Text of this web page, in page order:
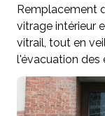
Remplacement
vitrage intérieur
vitrail, tout en
l'évacuation des